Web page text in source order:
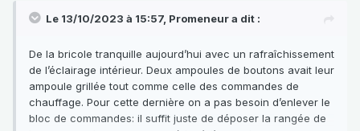
Le 13/10/2023 à 15:57, Promeneura dit :
De la bricole tranquille aujourd’hui avec un rafraîchissement
de l’éclairage intérieur. Deux ampoules de boutons avait leur
ampoule grillée tout comme celle des commandes de
chauffage. Pour cette dernière on a pas besoin d’enlever le
bloc de commandes: il suffit juste de déposer la rangée de